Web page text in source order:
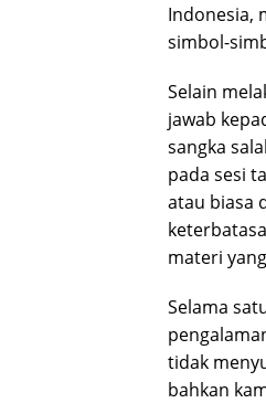
Indonesia,
simbol-
Selain
jawab
sangka
pada sesi
atau biasa
materi
Selama
tidak
bahkan